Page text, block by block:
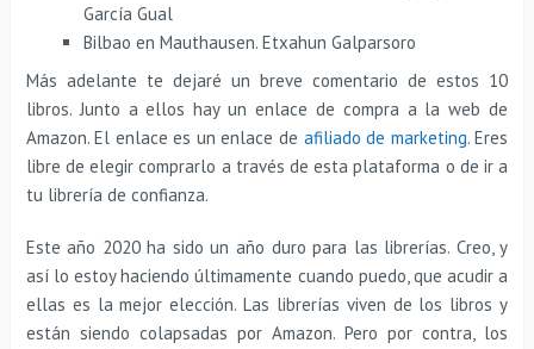
García Gual
Bilbao en Mauthausen. Etxahun Galparsoro
Más adelante te dejaré un breve comentario de estos 10
libros. Junto a ellos hay un enlace de compra a la web de
Amazon. El enlace es un enlace de afiliado de marketing. Eres
libre de elegir comprarlo a través de esta plataforma o de ir a
tu librería de confianza.
Este año 2020 ha sido un año duro para las librerías. Creo, y
así lo estoy haciendo últimamente cuando puedo, que acudir a
ellas es la mejor elección. Las librerías viven de los libros y
están siendo colapsadas por Amazon. Pero por contra, los